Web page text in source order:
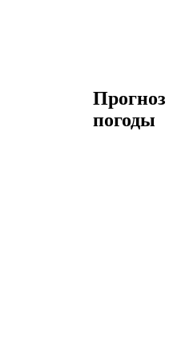
Прогноз
погоды